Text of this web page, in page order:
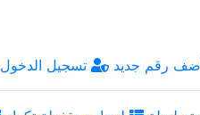
رقم جديد تسجيل الدخول